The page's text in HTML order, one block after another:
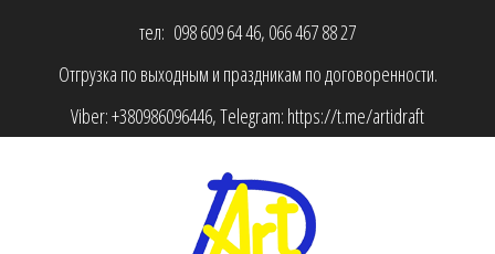
тел: 098 609 64 46, 066 467 88 27
Отгрузка по выходным и праздникам по договоренности.
Viber:+380986096446, Telegram: https://t.me/artidraft